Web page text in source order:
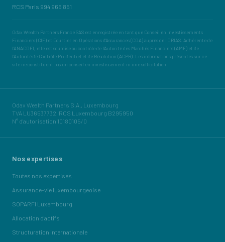
RCS Paris 994 966 851
Odax Wealth Partners France SAS est enregistrée en tant que Conseil en Investissements
Financiers (CIF) et Courtier en Opérations d'Assurances (COA) auprès de l'ORIAS. Adhérente de
l'ANACOFI, elle est soumise au contrôle de l'Autorité des Marchés Financiers (AMF) et de
l'Autorité de Contrôle Prudentiel et de Résolution (ACPR). Les informations présentes sur ce
site ne constituent pas un conseil en investissement ni une sollicitation.
Odax Wealth Partners S.A., Luxembourg
TVA LU36537732, RCS Luxembourg B295950
N° d'autorisation 10180105/0
Nos expertises
Toutes nos expertises
Assurance-vie luxembourgeoise
SOPARFI Luxembourg
Allocation d'actifs
Structuration internationale